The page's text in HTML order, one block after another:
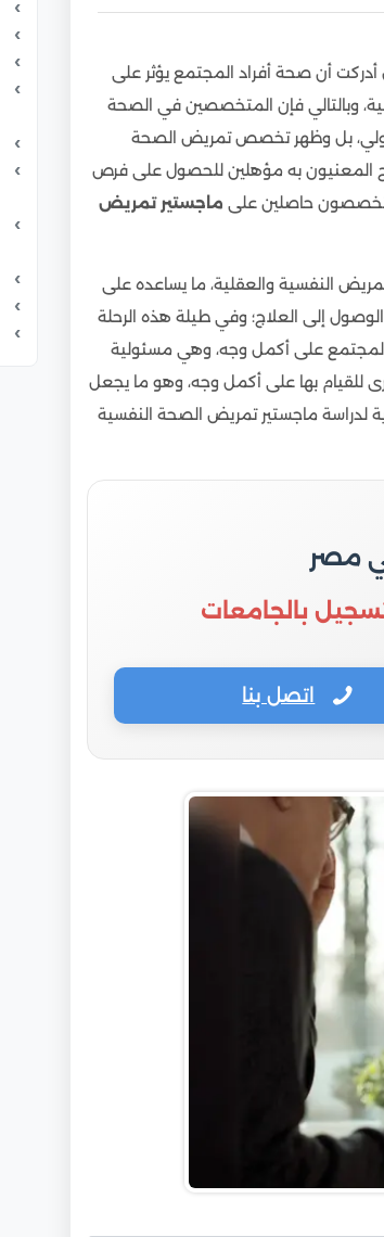
الوافدين
أدركت أن صحة أفراد المجتمع يؤثر على
وبالتالي فإن المتخصصين في الصحة
بل وظهر تخصص تمريض الصحة
المعنيون به مؤهلين للحصول على فرص
حاصلين على ماجستير تمريض
النفسية والعقلية، ما يساعده على
إلى العلاج؛ وفي طيلة هذه الرحلة
المجتمع على أكمل وجه، وهي مسئولية
للقيام بها على أكمل وجه، وهو ما يجعل
لدراسة ماجستير تمريض الصحة النفسية
مصر
بالجامعات
اتصل بنا